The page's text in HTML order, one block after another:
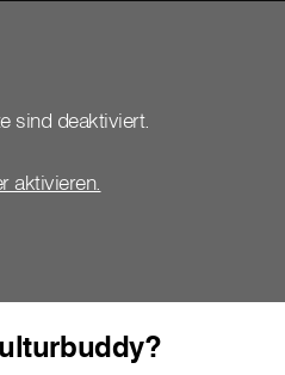
sind deaktiviert.
aktivieren.